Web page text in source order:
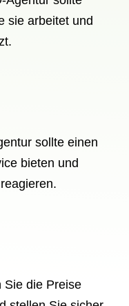
sie arbeitet und
sollte einen
bieten und
Sie die Preise